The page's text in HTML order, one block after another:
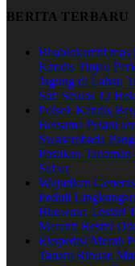
BERITA TERBARU
Bhabinkamtibmas
Kandis Tinjau
Jagung di Lahan
Sari Seluas 12
Polsek Kandis
Bersama Petani
Swasembada
Pastikan
Subur
Wujudkan
Peduli
Bhuwana Lestari
Meranti Resmi
Ekspedisi Merah
Tanam Ribuan